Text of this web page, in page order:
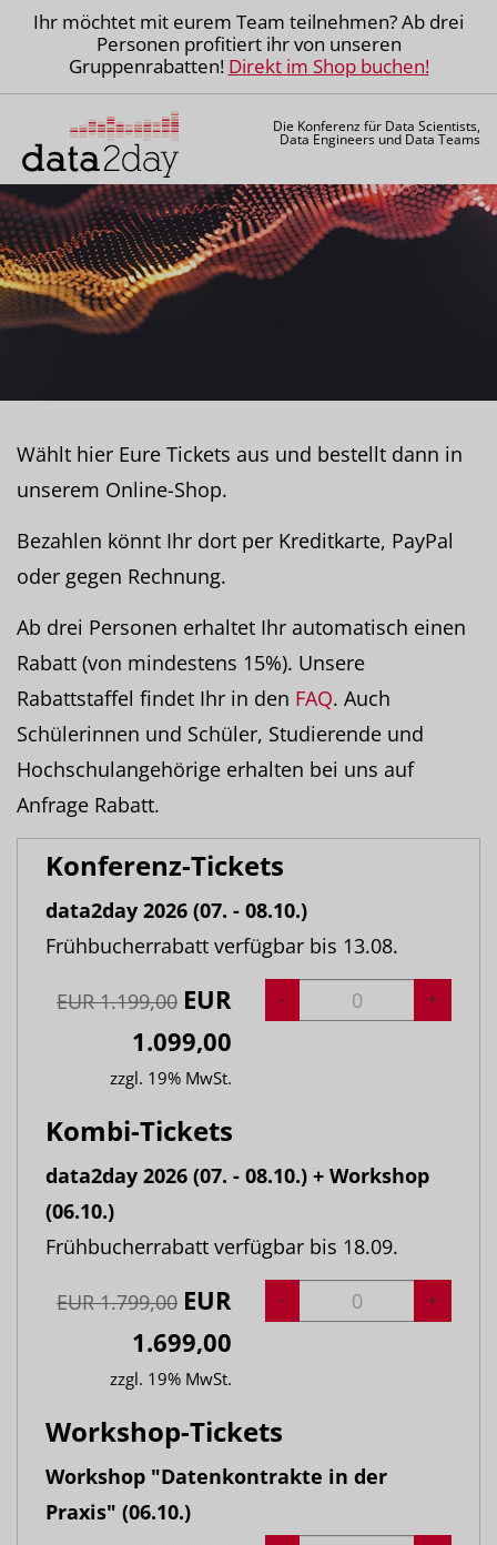
Ihr möchtet mit eurem Team teilnehmen? Ab drei
Personen profitiert ihr von unseren
Gruppenrabatten! Direkt im Shop buchen!
Die Konferenz für Data Scientists,
Data Engineers und Data Teams
Wählt hier Eure Tickets aus und bestellt dann in
unserem Online-Shop.
Bezahlen könnt Ihr dort per Kreditkarte, PayPal
oder gegen Rechnung.
Ab drei Personen erhaltet Ihr automatisch einen
Rabatt (von mindestens 15%). Unsere
Rabattstaffel findet Ihr in den FAQ. Auch
Schülerinnen und Schüler, Studierende und
Hochschulangehörige erhalten bei uns auf
Anfrage Rabatt.
Konferenz-Tickets
data2day 2026 (07. - 08.10.)
Frühbucherrabatt verfügbar bis 13.08.
EUR1.199,00 EUR
1.099,00
zzgl. 19% MwSt.
- +
Kombi-Tickets
data2day 2026 (07. - 08.10.) + Workshop
(06.10.)
Frühbucherrabatt verfügbar bis 18.09.
EUR1.799,00 EUR
1.699,00
zzgl. 19% MwSt.
- +
Workshop-Tickets
Workshop "Datenkontrakte in der
Praxis" (06.10.)